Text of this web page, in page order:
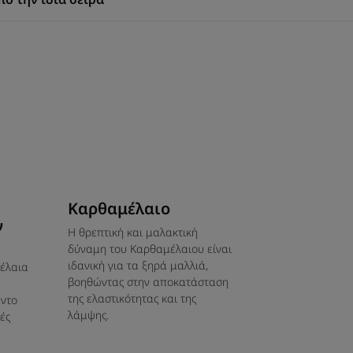
ακαταμάχητη, αύρα. Με κάθε χρήση,
είναι απαλά και μεταξένια, αλλά
τη λάμψη τους.
καστορέλαιο, αμυγδαλέλαιο,
Καρθαμέλαιο
Η θρεπτική και μαλακτική
δύναμη του Καρθαμέλαιου είναι
ιδανική για τα ξηρά μαλλιά,
βοηθώντας στην αποκατάσταση
της ελαστικότητας και της
λάμψης.